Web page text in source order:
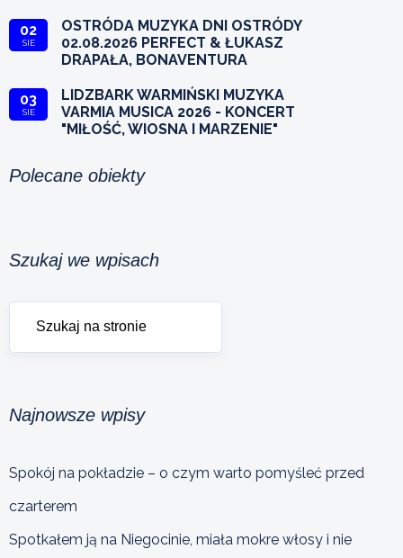
02
SIE
OSTRÓDA MUZYKA DNI OSTRÓDY
02.08.2026 PERFECT & ŁUKASZ
DRAPAŁA, BONAVENTURA
03
SIE
LIDZBARK WARMIŃSKI MUZYKA
VARMIA MUSICA 2026 - KONCERT
"MIŁOŚĆ, WIOSNA I MARZENIE"
Polecane obiekty
Szukaj we wpisach
Najnowsze wpisy
Spokój na pokładzie – o czym warto pomyśleć przed
czarterem
Spotkałem ją na Niegocinie, miała mokre włosy i nie